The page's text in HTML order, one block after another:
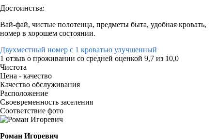
Достоинства:
Вай-фай, чистые полотенца, предметы быта, удобная кровать,
номер в хорошем состоянии.
Двухместный номер с 1 кроватью улучшенный
1 отзыв о проживании со средней оценкой 9,7 из 10,0
Чистота
Цена - качество
Качество обслуживания
Расположение
Своевременность заселения
Соответствие фото
Роман Игоревич